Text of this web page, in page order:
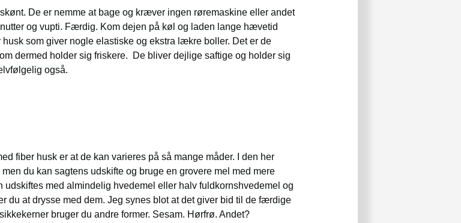
De er nemme at bage og kræver ingen røremaskine eller andet
og vupti. Færdig. Kom dejen på køl og laden lange hævetid
som giver nogle elastiske og ekstra lækre boller. Det er de
dermed holder sig friskere. De bliver dejlige saftige og holder sig
også.
fiber husk er at de kan varieres på så mange måder. I den her
du kan sagtens udskifte og bruge en grovere mel med mere
udskiftes med almindelig hvedemel eller halv fuldkornshvedemel og
du at drysse med dem. Jeg synes blot at det giver bid til de færdige
bruger du andre former. Sesam. Hørfrø. Andet?